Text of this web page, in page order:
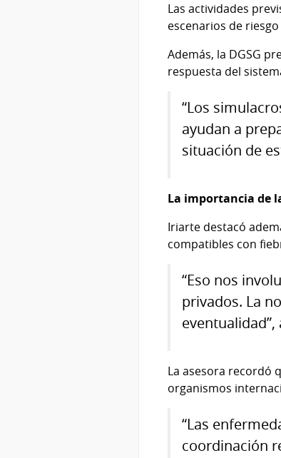
Las actividades
escenarios de
Además, la DGSG
respuesta del
“Los
ayudan a
situación de
La importancia de
Iriarte destacó
compatibles con
“Eso nos
privados. La
La asesora recordó
organismos
“Las
coordinación